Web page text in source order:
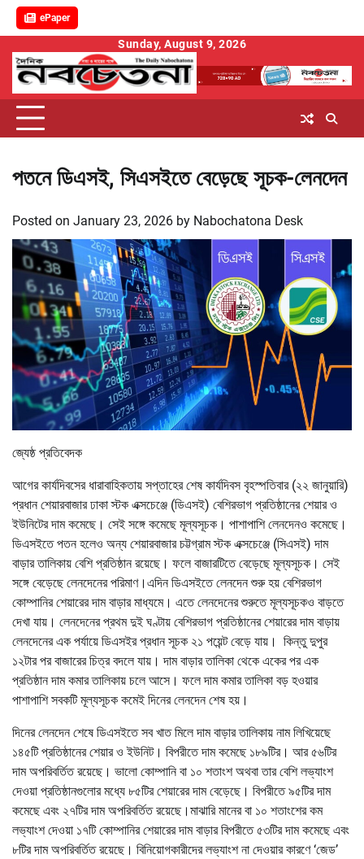
ePaper
content
Sunday, August 9, 2026
পতনে ডিএসই, সিএসইতে বেড়েছে সূচক-লেনদেন
Posted on January 23, 2026 by Nabochatona Desk
জ্যেষ্ঠ প্রতিবেদক
আগের কার্যদিবসের ধারাবাহিকতায় সপ্তাহের শেষ কার্যদিবস বৃহস্পতিবার (২২ জানুয়ারি)
প্রধান শেয়ারবাজার ঢাকা স্টক এক্সচেঞ্জে (ডিএসই) বেশিরভাগ প্রতিষ্ঠানের শেয়ার ও
ইউনিটের দাম কমেছে। সেই সঙ্গে কমেছে মূল্যসূচক। পাশাপাশি লেনদেনও কমেছে।
ডিএসইতে পতন হলেও অন্য শেয়ারবাজার চট্টগ্রাম স্টক এক্সচেঞ্জে (সিএসই) দাম
বাড়ার তালিকায় বেশি প্রতিষ্ঠান রয়েছে। ফলে বাজারটিতে বেড়েছে মূল্যসূচক। সেই
সঙ্গে বেড়েছে লেনদেনের পরিমাণ।এদিন ডিএসইতে লেনদেন শুরু হয় বেশিরভাগ
কোম্পানির শেয়ারের দাম বাড়ার মাধ্যমে। এতে লেনদেনের শুরুতে মূল্যসূচকও বাড়তে
দেখা যায়। লেনদেনের প্রথম দুই ঘণ্টায় বেশিরভাগ প্রতিষ্ঠানের শেয়ারের দাম বাড়ায়
লেনদেনের এক পর্যায়ে ডিএসইর প্রধান সূচক ২১ পয়েন্ট বেড়ে যায়। কিন্তু দুপুর
১২টার পর বাজারের চিত্র বদলে যায়। দাম বাড়ার তালিকা থেকে একের পর এক
প্রতিষ্ঠান দাম কমার তালিকায় চলে আসে। ফলে দাম কমার তালিকা বড় হওয়ার
পাশাপাশি সবকটি মূল্যসূচক কমেই দিনের লেনদেন শেষ হয়।
দিনের লেনদেন শেষে ডিএসইতে সব খাত মিলে দাম বাড়ার তালিকায় নাম লিখিয়েছে
১৪৫টি প্রতিষ্ঠানের শেয়ার ও ইউনিট। বিপরীতে দাম কমেছে ১৮৯টির। আর ৫৬টির
দাম অপরিবর্তিত রয়েছে। ভালো কোম্পানি বা ১০ শতাংশ অথবা তার বেশি লভ্যাংশ
দেওয়া প্রতিষ্ঠানগুলোর মধ্যে ৮৫টির শেয়ারের দাম বেড়েছে। বিপরীতে ৯৫টির দাম
কমেছে এবং ২৭টির দাম অপরিবর্তিত রয়েছে।মাঝারি মানের বা ১০ শতাংশের কম
লভ্যাংশ দেওয়া ১৭টি কোম্পানির শেয়ারের দাম বাড়ার বিপরীতে ৫৩টির দাম কমেছে এবং
৮টির দাম অপরিবর্তিত রয়েছে। বিনিয়োগকারীদের লভ্যাংশ না দেওয়ার কারণে ‘জেড’